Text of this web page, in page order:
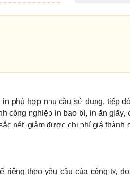
phù hợp nhu cầu sử dụng, tiếp
công nghiệp in bao bì, in ấn
nét, giảm được chi phí giá
theo yêu cầu của công ty,